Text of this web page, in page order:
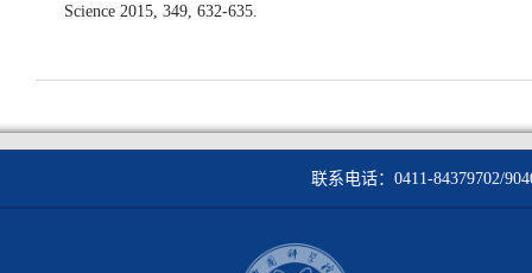
Science 2015, 349, 632-635.
联系电话：0411-84379702/